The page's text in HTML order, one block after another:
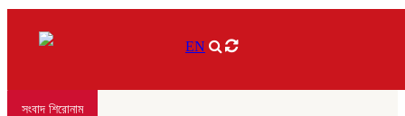
EN
সংবাদ শিরোনাম